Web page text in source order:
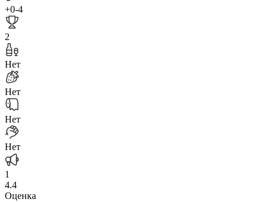
+0-4
2
Нет
Нет
Нет
Нет
1
4.4
Оценка